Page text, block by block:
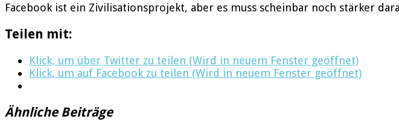
Facebook ist ein Zivilisationsprojekt, aber es muss scheinbar noch stärker
Teilen mit:
Klick, um über Twitter zu teilen (Wird in neuem Fenster geöffnet)
Klick, um auf Facebook zu teilen (Wird in neuem Fenster geöffnet)
Ähnliche Beiträge